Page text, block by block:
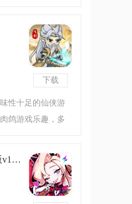
武器与策略，在
下载
性十足的仙侠游
鸽游戏乐趣，多
对肉鸽游戏感兴
异界原点传说:史莱姆不哭官方版v1.08.23 安卓版